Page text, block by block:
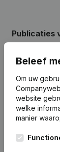
Publicaties
Datum
07-
Beleef
Om uw
website
welke
manier